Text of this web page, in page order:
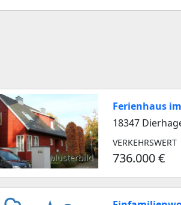
Musterbild
Ferienhaus
18347
VERKEHRSWERT
736.000 €